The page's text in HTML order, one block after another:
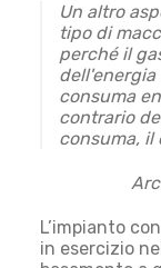
Un altro
tipo di
perché il
dell'energia
consuma
contrario
consuma, il
L’impianto
in esercizio